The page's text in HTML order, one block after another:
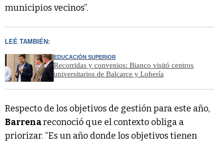
municipios vecinos”.
LEÉ TAMBIÉN:
EDUCACIÓN SUPERIOR
Recorridas y convenios: Bianco visitó centros
universitarios de Balcarce y Lobería
Respecto de los objetivos de gestión para este año,
Barrenareconoció que el contexto obliga a
priorizar. “Es un año donde los objetivos tienen